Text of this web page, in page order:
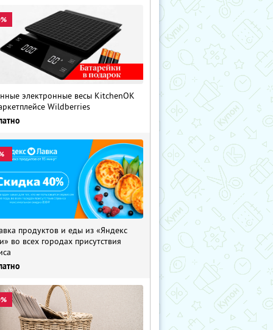
электронные весы KitchenOK
Wildberries
продуктов и еды из «Яндекс
во всех городах присутствия